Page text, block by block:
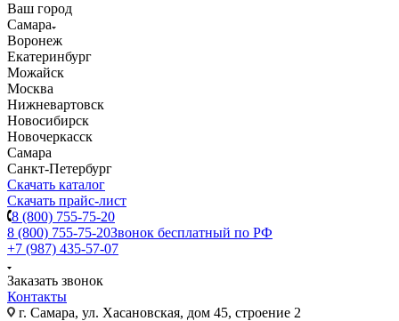
Ваш город
Самара
Воронеж
Екатеринбург
Можайск
Москва
Нижневартовск
Новосибирск
Новочеркасск
Самара
Санкт-Петербург
Скачать каталог
Скачать прайс-лист
8 (800) 755-75-20
8 (800) 755-75-20Звонок бесплатный по РФ
+7 (987) 435-57-07
Заказать звонок
Контакты
г. Самара, ул. Хасановская, дом 45, строение 2